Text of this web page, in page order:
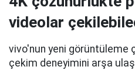
videolar
vivo'nun yeni görüntüleme
çekim deneyimini arşa